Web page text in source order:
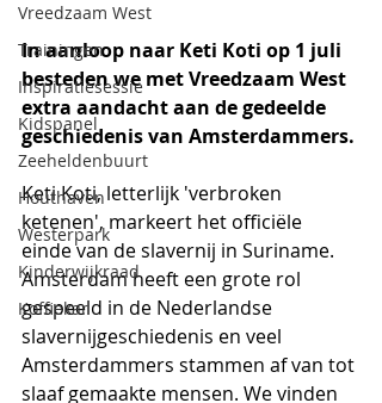
Vreedzaam West
Trainingen
Inspiratiesessie
Kidspanel
Zeeheldenbuurt
Houthaven
Westerpark
Kinderwijkraad
Koffiekar
In aanloop naar Keti Koti op 1 juli
besteden we met Vreedzaam West
extra aandacht aan de gedeelde
geschiedenis van Amsterdammers.
Keti Koti, letterlijk 'verbroken
ketenen', markeert het officiële
einde van de slavernij in Suriname.
Amsterdam heeft een grote rol
gespeeld in de Nederlandse
slavernijgeschiedenis en veel
Amsterdammers stammen af van tot
slaaf gemaakte mensen. We vinden